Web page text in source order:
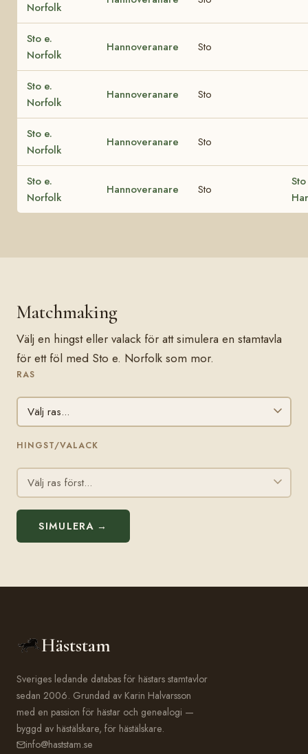
Norfolk
Sto e.
Norfolk
Hannoveranare Sto
Sto e.
Norfolk
Hannoveranare Sto
Sto e.
Norfolk
Hannoveranare Sto
Sto e.
Norfolk
Hannoveranare Sto
Matchmaking
Välj en hingst eller valack för att simulera en stamtavla
för ett föl med Sto e. Norfolk som mor.
RAS
HINGST/VALACK
SIMULERA →
Häststam
Sveriges ledande databas för hästars stamtavlor
sedan 2006. Grundad av Karin Halvarsson
med en passion för hästar och genealogi —
byggd av hästälskare, för hästälskare.
info@haststam.se